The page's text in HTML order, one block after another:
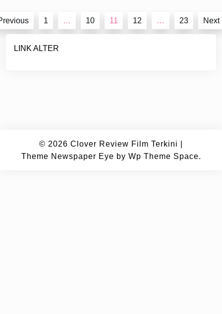
Posts
pagination
1 … 10 11 12 … 23 Next
LINK ALTER
© 2026 Clover Review Film Terkini
Theme Newspaper Eye by Wp Theme Space.